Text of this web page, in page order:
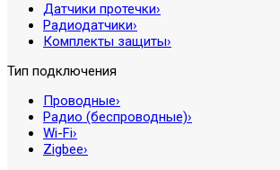
Датчики протечки›
Радиодатчики›
Комплекты защиты›
Тип подключения
Проводные›
Радио (беспроводные)›
Wi-Fi›
Zigbee›